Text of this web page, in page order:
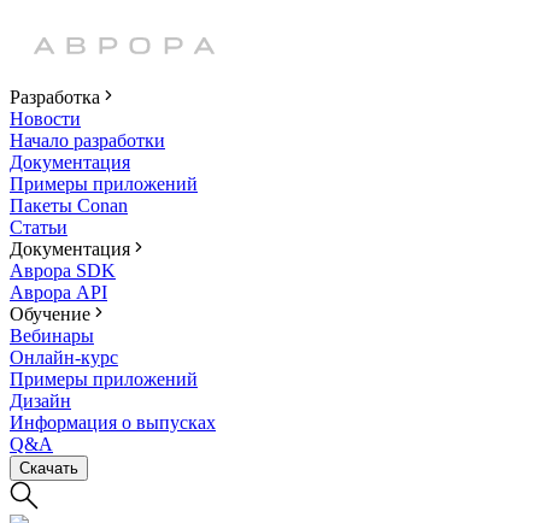
Разработка
Новости
Начало разработки
Документация
Примеры приложений
Пакеты Conan
Статьи
Документация
Аврора SDK
Аврора API
Обучение
Вебинары
Онлайн-курс
Примеры приложений
Дизайн
Информация о выпусках
Q&A
Скачать